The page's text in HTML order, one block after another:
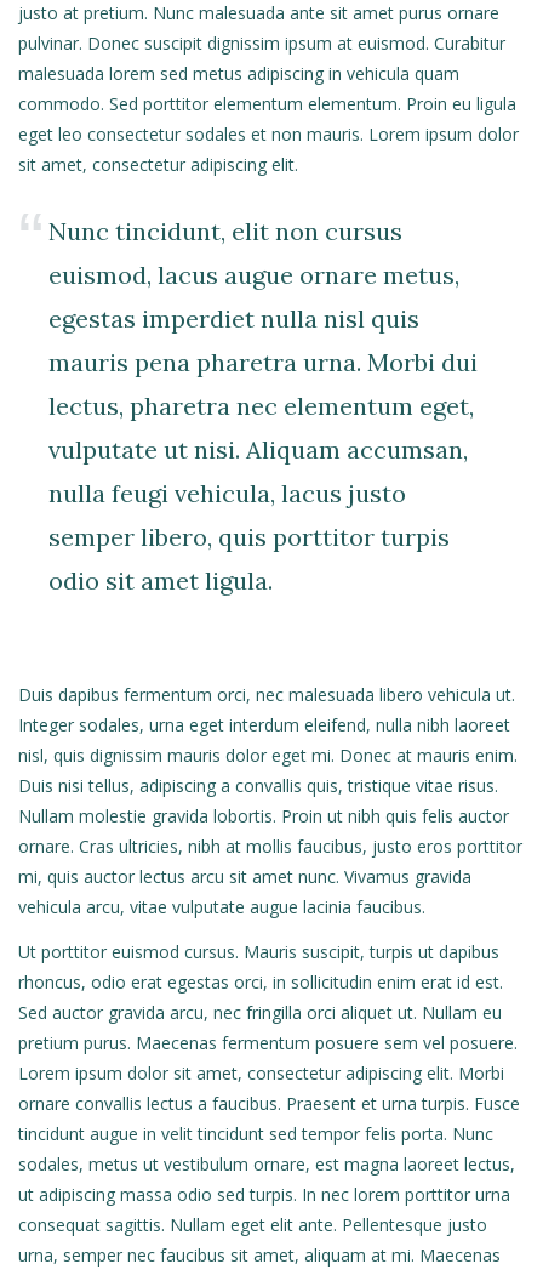
justo at pretium. Nunc malesuada ante sit amet purus ornare
pulvinar. Donec suscipit dignissim ipsum at euismod. Curabitur
malesuada lorem sed metus adipiscing in vehicula quam
commodo. Sed porttitor elementum elementum. Proin eu ligula
eget leo consectetur sodales et non mauris. Lorem ipsum dolor
sit amet, consectetur adipiscing elit.
Nunc tincidunt, elit non cursus
euismod, lacus augue ornare metus,
egestas imperdiet nulla nisl quis
mauris pena pharetra urna. Morbi dui
lectus, pharetra nec elementum eget,
vulputate ut nisi. Aliquam accumsan,
nulla feugi vehicula, lacus justo
semper libero, quis porttitor turpis
odio sit amet ligula.
Duis dapibus fermentum orci, nec malesuada libero vehicula ut.
Integer sodales, urna eget interdum eleifend, nulla nibh laoreet
nisl, quis dignissim mauris dolor eget mi. Donec at mauris enim.
Duis nisi tellus, adipiscing a convallis quis, tristique vitae risus.
Nullam molestie gravida lobortis. Proin ut nibh quis felis auctor
ornare. Cras ultricies, nibh at mollis faucibus, justo eros porttitor
mi, quis auctor lectus arcu sit amet nunc. Vivamus gravida
vehicula arcu, vitae vulputate augue lacinia faucibus.
Ut porttitor euismod cursus. Mauris suscipit, turpis ut dapibus
rhoncus, odio erat egestas orci, in sollicitudin enim erat id est.
Sed auctor gravida arcu, nec fringilla orci aliquet ut. Nullam eu
pretium purus. Maecenas fermentum posuere sem vel posuere.
Lorem ipsum dolor sit amet, consectetur adipiscing elit. Morbi
ornare convallis lectus a faucibus. Praesent et urna turpis. Fusce
tincidunt augue in velit tincidunt sed tempor felis porta. Nunc
sodales, metus ut vestibulum ornare, est magna laoreet lectus,
ut adipiscing massa odio sed turpis. In nec lorem porttitor urna
consequat sagittis. Nullam eget elit ante. Pellentesque justo
urna, semper nec faucibus sit amet, aliquam at mi. Maecenas